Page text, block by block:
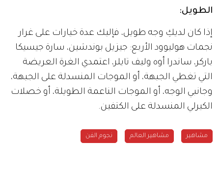
الطويل:
إذا كان لديكِ وجه طويل، فإليك عدة خيارات على غرار
نجمات هوليوود الأربع: جيزيل بوندشين، سارة جيسيكا
باركر، ساندرا أوه وليف تايلر، اعتمدي الغرة العريضة
التي تغطي الجبهة، أو الموجات المنسدلة على الجبهة،
وجانبي الوجه، أو الموجات الناعمة الطويلة، أو خصلات
الكيرلي المنسدلة على الكتفين.
مشاهير مشاهير العالم نجوم الفن